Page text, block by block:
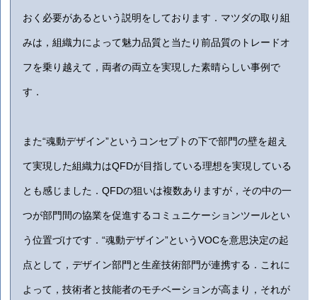
おく必要があるという説明をしております．マツダの取り組
みは，組織力によって魅力品質と当たり前品質のトレードオ
フを乗り越えて，両者の両立を実現した素晴らしい事例で
す．
また“魂動デザイン”というコンセプトの下で部門の壁を超え
て実現した組織力はQFDが目指している理想を実現している
とも感じました．QFDの狙いは複数ありますが，その中の一
つが部門間の協業を促進するコミュニケーションツールとい
う位置づけです．“魂動デザイン”というVOCを意思決定の起
点として，デザイン部門と生産技術部門が連携する．これに
よって，技術者と技能者のモチベーションが高まり，それが